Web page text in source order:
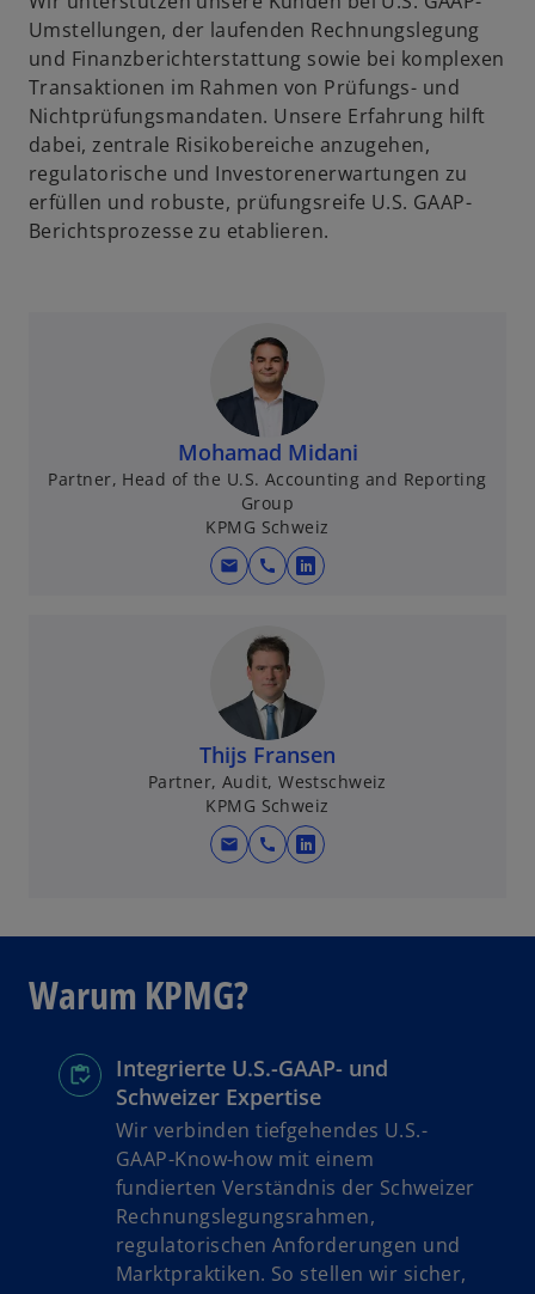
Umstellungen, der laufenden Rechnungslegung
und Finanzberichterstattung sowie bei komplexen
Transaktionen im Rahmen von Prüfungs- und
Nichtprüfungsmandaten. Unsere Erfahrung hilft
dabei, zentrale Risikobereiche anzugehen,
regulatorische und Investorenerwartungen zu
erfüllen und robuste, prüfungsreife U.S. GAAP-
Berichtsprozesse zu etablieren.
Mohamad Midani
Partner, Head of the U.S. Accounting and Reporting
Group
KPMG Schweiz
mail call
w
n
e
i
n
e
r
e
g
i
s
t
e
r
k
Thijs Fransen
Partner, Audit, Westschweiz
KPMG Schweiz
mail call
w
d
i
n
e
r
n
e
u
e
n
Warum KPMG?
Integrierte U.S.-GAAP- und
Schweizer Expertise
Wir verbinden tiefgehendes U.S.-
GAAP-Know-how mit einem
fundierten Verständnis der Schweizer
Rechnungslegungsrahmen,
regulatorischen Anforderungen und
Marktpraktiken. So stellen wir sicher,